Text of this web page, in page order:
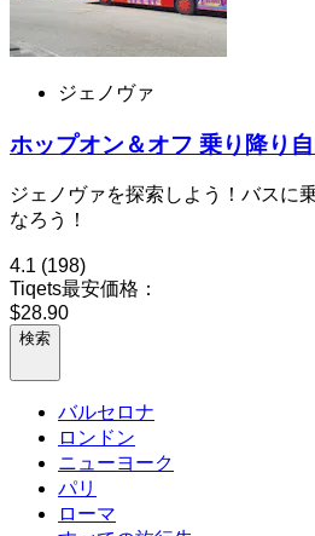
ジェノヴァ
ホップオン＆オフ 乗り降り
ジェノヴァを探索しよう！バスに
なろう！
4.1 (198)
Tiqets最安価格：
$28.90
検索
バルセロナ
ロンドン
ニューヨーク
パリ
ローマ